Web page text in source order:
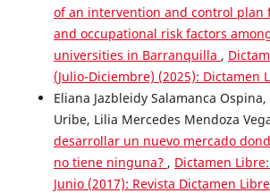
of an intervention and control plan
and occupational risk factors
universities in Barranquilla ,
(Julio-Diciembre) (2025): Dictamen
Eliana Jazbleidy Salamanca
Uribe, Lilia Mercedes Mendoza
desarrollar un nuevo mercado
no tiene ninguna? , Dictamen
Junio (2017): Revista Dictamen Libre